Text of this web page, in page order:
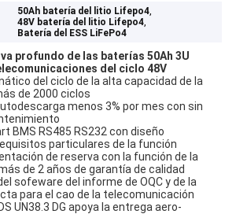
50Ah batería del litio Lifepo4,
48V batería del litio Lifepo4,
Batería del ESS LiFePo4
profundo de las baterías 50Ah 3U
del ciclo 48V
del ciclo de la alta capacidad de la
de 2000 ciclos
menos 3% por mes con sin
BMS RS485 RS232 con diseño
particulares de la función
de reserva con la función de la
de 2 años de garantía de calidad
sofeware del informe de OQC y de la
para el cao de la telecomunicación
UN38.3 DG apoya la entrega aero-